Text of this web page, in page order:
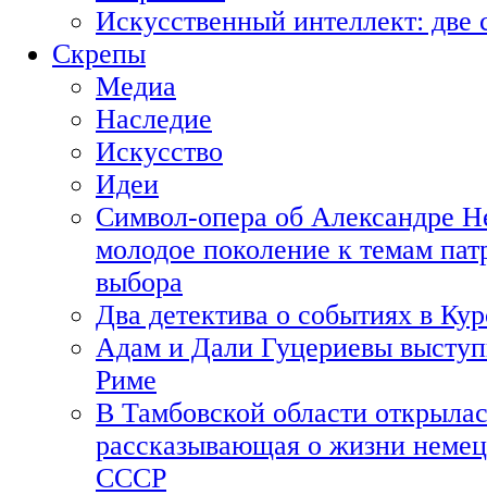
Искусственный интеллект:
Скрепы
Медиа
Наследие
Искусство
Идеи
Символ-опера об Александре
молодое поколение к темам
выбора
Два детектива о событиях в
Адам и Дали Гуцериевы
Риме
В Тамбовской области
рассказывающая о жизни
СССР